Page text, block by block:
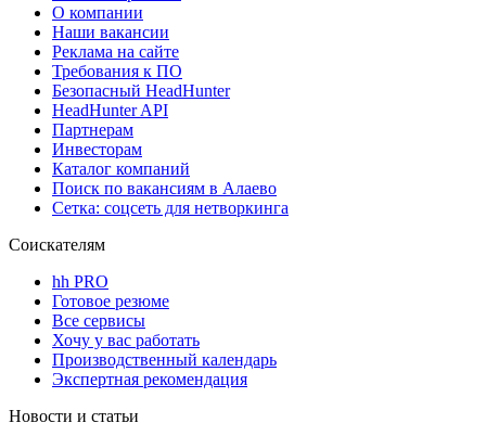
О компании
Наши вакансии
Реклама на сайте
Требования к ПО
Безопасный HeadHunter
HeadHunter API
Партнерам
Инвесторам
Каталог компаний
Поиск по вакансиям в Алаево
Сетка: соцсеть для нетворкинга
Соискателям
hh PRO
Готовое резюме
Все сервисы
Хочу у вас работать
Производственный календарь
Экспертная рекомендация
Новости и статьи